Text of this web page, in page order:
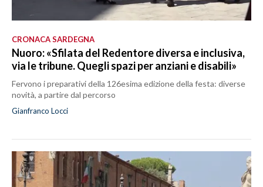
CRONACA SARDEGNA
Nuoro: «Sfilata del Redentore diversa e inclusiva,
via le tribune. Quegli spazi per anziani e disabili»
Fervono i preparativi della 126esima edizione della festa: diverse
novità, a partire dal percorso
Gianfranco Locci